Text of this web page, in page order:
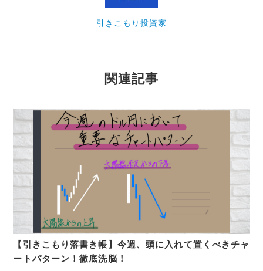
引きこもり投資家
関連記事
【引きこもり落書き帳】今週、頭に入れて置くべきチャ
ートパターン！徹底洗脳！